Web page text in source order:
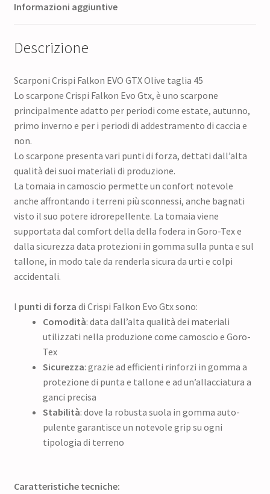
Informazioni aggiuntive
Descrizione
Scarponi Crispi Falkon EVO GTX Olive taglia 45
Lo scarpone Crispi Falkon Evo Gtx, è uno scarpone
principalmente adatto per periodi come estate, autunno,
primo inverno e per i periodi di addestramento di caccia e
non.
Lo scarpone presenta vari punti di forza, dettati dall’alta
qualità dei suoi materiali di produzione.
La tomaia in camoscio permette un confort notevole
anche affrontando i terreni più sconnessi, anche bagnati
visto il suo potere idrorepellente. La tomaia viene
supportata dal comfort della della fodera in Goro-Tex e
dalla sicurezza data protezioni in gomma sulla punta e sul
tallone, in modo tale da renderla sicura da urti e colpi
accidentali.
I punti di forza di Crispi Falkon Evo Gtx sono:
Comodità: data dall’alta qualità dei materiali
utilizzati nella produzione come camoscio e Goro-
Tex
Sicurezza: grazie ad efficienti rinforzi in gomma a
protezione di punta e tallone e ad un’allacciatura a
ganci precisa
Stabilità: dove la robusta suola in gomma auto-
pulente garantisce un notevole grip su ogni
tipologia di terreno
Caratteristiche tecniche: